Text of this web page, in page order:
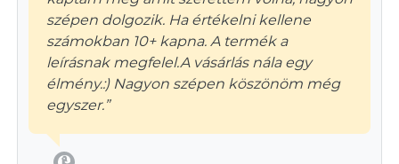
szépen dolgozik. Ha értékelni kellene
számokban 10+ kapna. A termék a
leírásnak megfelel.A vásárlás nála egy
élmény.:) Nagyon szépen köszönöm még
egyszer.”